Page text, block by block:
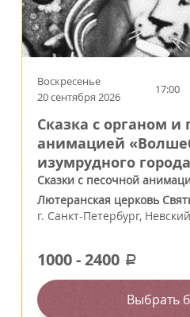
Воскресенье
20 сентября 2026
17:00
Сказка с органом и
анимацией
изумрудного
Сказки с песочной
Лютеранская церковь
г. Санкт-Петербург,
1000-2400 a
Выбрать